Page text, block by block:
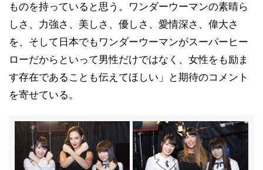
ものを持っていると思う。ワンダーウーマンの素晴ら
しさ、力強さ、美しさ、優しさ、愛情深さ、偉大さ
を、そして日本でもワンダーウーマンがスーパーヒー
ローだからといって男性だけではなく、女性をも励ま
す存在であることも伝えてほしい」と期待のコメント
を寄せている。